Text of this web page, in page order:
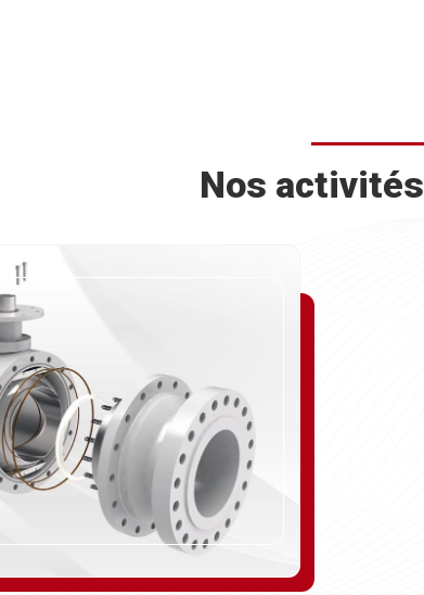
Nos activités
liés à la protection des installations industrielles, Goval
une gamme complète de :
ces produits selon les contraintes et besoins de nos